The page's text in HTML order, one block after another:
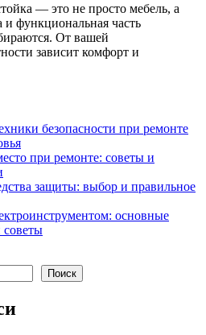
— это не просто мебель, а
функциональная часть
От вашей
зависит комфорт и
безопасности при ремонте
при ремонте: советы и
защиты: выбор и правильное
основные
советы
Поиск